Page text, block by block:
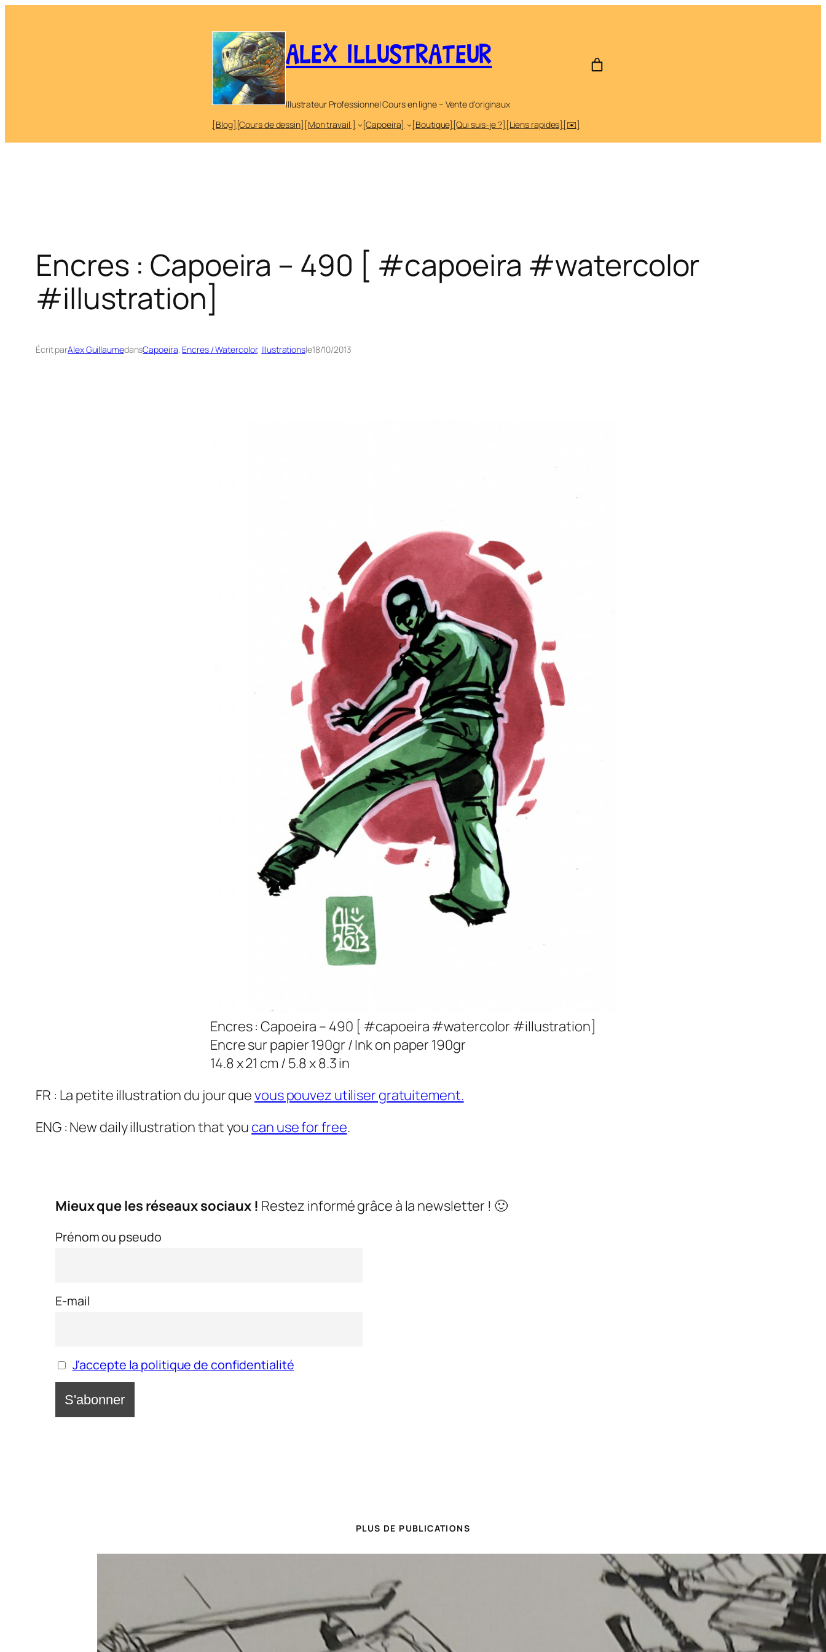
ALEX ILLUSTRATEUR
Illustrateur Professionnel Cours en ligne – Vente d'originaux
[Blog] [Cours de dessin] [Mon travail ] [Capoeira] [Boutique] [Qui suis-je ?] [Liens rapides] [✉️]
Encres : Capoeira – 490 [ #capoeira #watercolor
#illustration]
Écrit parAlex GuillaumedansCapoeira, Encres / Watercolor, Illustrationsle18/10/2013
Encres : Capoeira – 490 [ #capoeira #watercolor #illustration]
Encre sur papier 190gr / Ink on paper 190gr
14.8 x 21 cm / 5.8 x 8.3 in
FR : La petite illustration du jour quevous pouvez utiliser gratuitement.
ENG : New daily illustration that you can use for free.
Mieux que les réseaux sociaux ! Restez informé grâce à la newsletter ! 🙂
Prénom ou pseudo
E-mail
J'accepte la politique de confidentialité
PLUS DE PUBLICATIONS